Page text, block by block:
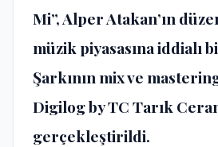
Mi”, Alper Atakan’ın
müzik piyasasına iddialı
Şarkının mix ve
Digilog by TC Tarık
gerçekleştirildi.